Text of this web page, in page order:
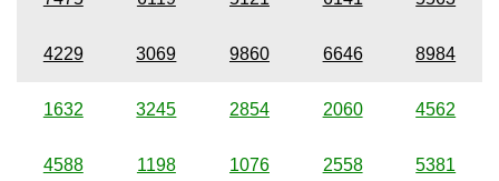
4229 3069 9860 6646 8984
1632 3245 2854 2060 4562
4588 1198 1076 2558 5381